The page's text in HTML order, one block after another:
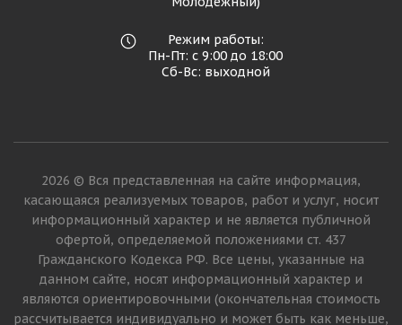
Режим работы:
Пн-Пт: с 9:00 до 18:00
Сб-Вс: выходной
2026 © Вся представленная на сайте информация,
касающаяся реализуемых товаров, работ и услуг, носит
информационный характер и не является публичной
офертой, определяемой положениями ст. 437
Гражданского Кодекса РФ. Все цены, указанные на
данном сайте, носят информационный характер и
являются ориентировочными (окончательная стоимость
рассчитывается индивидуально и может быть как меньше,